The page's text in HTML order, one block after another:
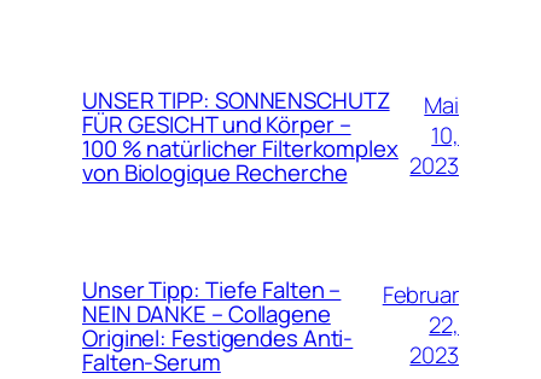
UNSER TIPP: SONNENSCHUTZ
FÜR GESICHT und Körper –
100 % natürlicher Filterkomplex
von Biologique Recherche
Mai
10,
2023
Unser Tipp: Tiefe Falten –
NEIN DANKE – Collagene
Originel: Festigendes Anti-
Falten-Serum
Februar
22,
2023